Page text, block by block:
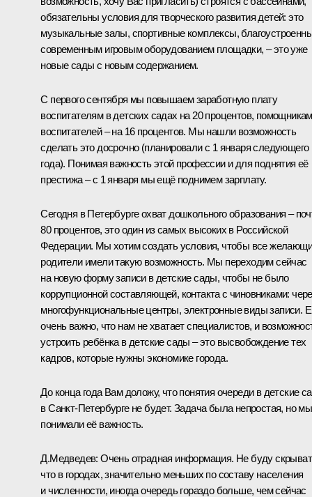
обязательны условия для творческого развития детей: это
музыкальные залы, спортивные комплексы,
современным игровым оборудованием площадки, – это уже
новые сады с новым содержанием.
С первого сентября мы повышаем заработную плату
воспитателям в детских садах на 20 процентов, помощникам
воспитателей – на 16 процентов. Мы нашли возможность
сделать это досрочно (планировали с 1 января следующего
года). Понимая важность этой профессии и для поднятия её
престижа – с 1 января мы ещё поднимем зарплату.
Сегодня в Петербурге охват дошкольного образования –
80 процентов, это один из самых высоких в Российской
Федерации. Мы хотим создать условия, чтобы все
родители имели такую возможность. Мы переходим сейчас
на новую форму записи в детские сады, чтобы не было
коррупционной составляющей, контакта с чиновниками:
многофункциональные центры, электронные виды записи.
очень важно, что нам не хватает специалистов, и
устроить ребёнка в детские сады – это высвобождение тех
кадров, которые нужны экономике города.
До конца года Вам доложу, что понятия очереди в детские
в Санкт-Петербурге не будет. Задача была непростая, но мы
понимали её важность.
Д.Медведев: Очень отрадная информация. Не буду
что в городах, значительно меньших по составу населения
и численности, иногда очередь гораздо больше, чем сейчас